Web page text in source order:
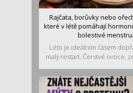
Rajčata, borůvky nebo
které v létě pomáhají
bolestivé
Léto je ideálním časem
malý restart. Čerstvé ovoce,